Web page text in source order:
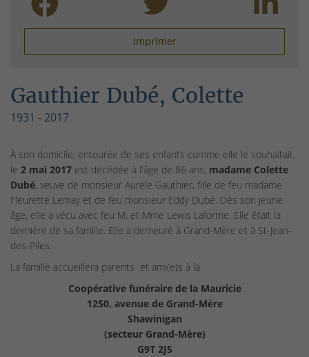
Imprimer
Gauthier Dubé, Colette
1931 - 2017
À son domicile, entourée de ses enfants comme elle le souhaitait,
le 2 mai 2017 est décédée à l'âge de 86 ans, madame Colette
Dubé, veuve de monsieur Aurèle Gauthier, fille de feu madame
Fleurette Lemay et de feu monsieur Eddy Dubé. Dès son jeune
âge, elle a vécu avec feu M. et Mme Lewis Laforme. Elle était la
dernière de sa famille. Elle a demeuré à Grand-Mère et à St-Jean-
des-Piles.
La famille accueillera parents et ami(e)s à la
Coopérative funéraire de la Mauricie
1250, avenue de Grand-Mère
Shawinigan
(secteur Grand-Mère)
G9T 2J5